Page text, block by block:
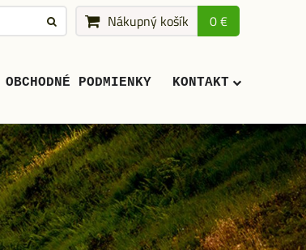
Nákupný košík 0 €
OBCHODNÉ PODMIENKY KONTAKT